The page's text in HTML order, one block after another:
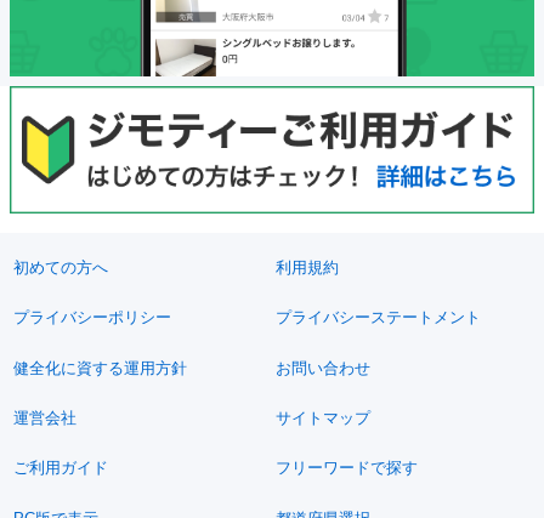
初めての方へ 利用規約
プライバシーポリシー プライバシーステートメント
健全化に資する運用方針 お問い合わせ
運営会社 サイトマップ
ご利用ガイド フリーワードで探す